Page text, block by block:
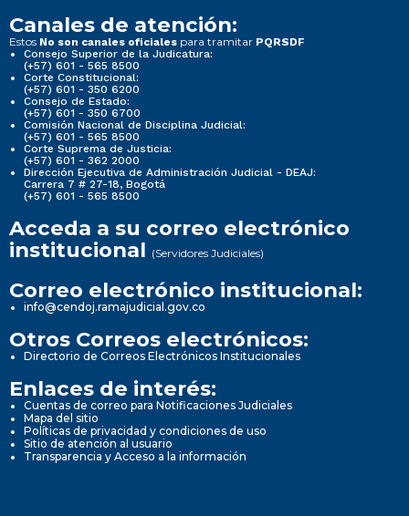
Canales de atención:
Estos No son canales oficiales para tramitar PQRSDF
Consejo Superior de la Judicatura:
(+57) 601 - 565 8500
Corte Constitucional:
(+57) 601 - 350 6200
Consejo de Estado:
(+57) 601 - 350 6700
Comisión Nacional de Disciplina Judicial:
(+57) 601 - 565 8500
Corte Suprema de Justicia:
(+57) 601 - 362 2000
Dirección Ejecutiva de Administración Judicial - DEAJ:
Carrera 7 # 27-18, Bogotá
(+57) 601 - 565 8500
Acceda a su correo electrónico
institucional (Servidores Judiciales)
Correo electrónico institucional:
info@cendoj.ramajudicial.gov.co
Otros Correos electrónicos:
Directorio de Correos Electrónicos Institucionales
Enlaces de interés:
Cuentas de correo para Notificaciones Judiciales
Mapa del sitio
Políticas de privacidad y condiciones de uso
Sitio de atención al usuario
Transparencia y Acceso a la información